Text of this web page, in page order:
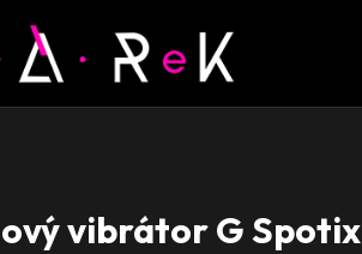
vibrátor G Spotix